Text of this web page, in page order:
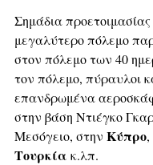
Σημάδια
μεγαλύτερο πόλεμο
στον πόλεμο των 40
τον πόλεμο, πύραυλοι
επανδρωμένα
στην βάση Ντιέγκο
Μεσόγειο, στην Κύπρο
Τουρκία κ.λπ.